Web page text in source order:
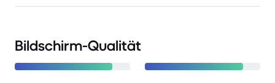
Bildschirm-Qualität